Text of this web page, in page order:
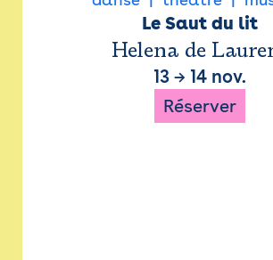
Le Saut du lit
Helena de
13 → 14 nov.
Réserver